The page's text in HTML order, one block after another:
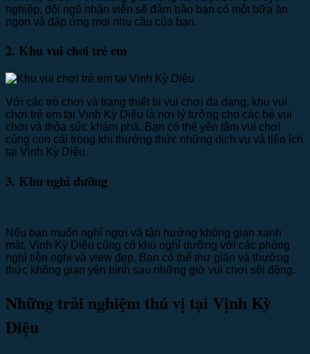
nghiệp, đội ngũ nhân viên sẽ đảm bảo bạn có một bữa ăn
ngon và đáp ứng mọi nhu cầu của bạn.
2. Khu vui chơi trẻ em
Với các trò chơi và trang thiết bị vui chơi đa dạng, khu vui
chơi trẻ em tại Vịnh Kỳ Diệu là nơi lý tưởng cho các bé vui
chơi và thỏa sức khám phá. Bạn có thể yên tâm vui chơi
cùng con cái trong khi thưởng thức những dịch vụ và tiện ích
tại Vịnh Kỳ Diệu.
3. Khu nghỉ dưỡng
Nếu bạn muốn nghỉ ngơi và tận hưởng không gian xanh
mát, Vịnh Kỳ Diệu cũng có khu nghỉ dưỡng với các phòng
nghỉ tiện nghi và view đẹp. Bạn có thể thư giãn và thưởng
thức không gian yên bình sau những giờ vui chơi sôi động.
Những trải nghiệm thú vị tại Vịnh Kỳ
Diệu